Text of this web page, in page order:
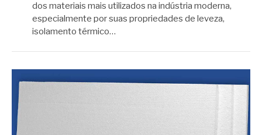
dos materiais mais utilizados na indústria moderna,
especialmente por suas propriedades de leveza,
isolamento térmico…